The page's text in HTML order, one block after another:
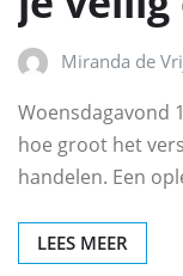
Miranda de
Woensdagavond
hoe groot het
handelen. Een
LEES MEER